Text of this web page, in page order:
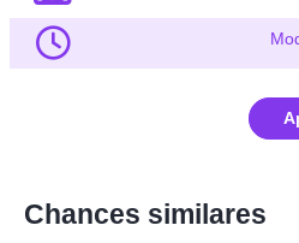
Chances similares